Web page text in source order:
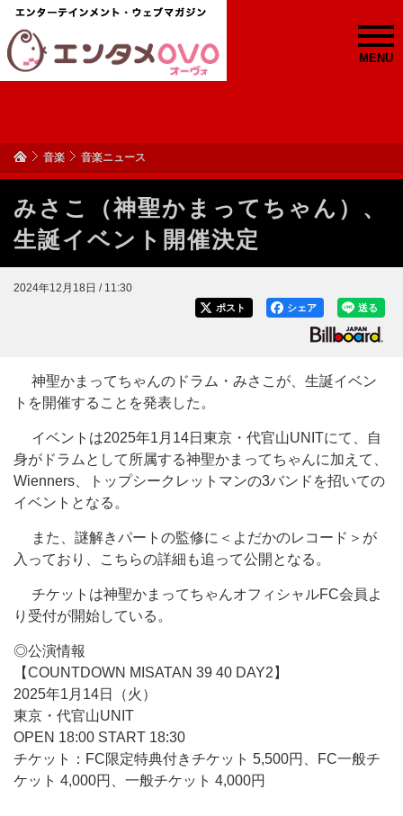
MENU
音楽 音楽ニュース
みさこ（神聖かまってちゃん）、
生誕イベント開催決定
2024年12月18日 / 11:30
送る
シェア
ポスト
神聖かまってちゃんのドラム・みさこが、生誕イベン
トを開催することを発表した。
イベントは2025年1月14日東京・代官山UNITにて、自
身がドラムとして所属する神聖かまってちゃんに加えて、
Wienners、トップシークレットマンの3バンドを招いての
イベントとなる。
また、謎解きパートの監修に＜よだかのレコード＞が
入っており、こちらの詳細も追って公開となる。
チケットは神聖かまってちゃんオフィシャルFC会員よ
り受付が開始している。
◎公演情報
【COUNTDOWN MISATAN 39 40 DAY2】
2025年1月14日（火）
東京・代官山UNIT
OPEN 18:00 START 18:30
チケット：FC限定特典付きチケット 5,500円、FC一般チ
ケット 4,000円、一般チケット 4,000円